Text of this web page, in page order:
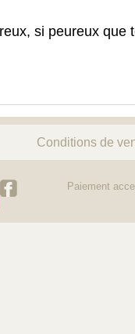
si peureux
Conditions de
Paiement